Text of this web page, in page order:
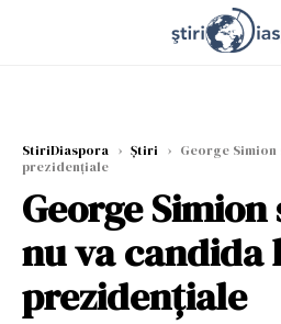
StiriDiaspora › Știri › George Simion
prezidenţiale
George Simion
nu va candida
prezidenţiale